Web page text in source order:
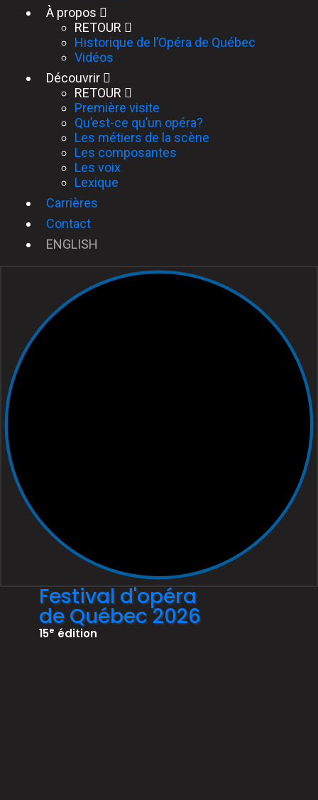
À propos
RETOUR
Historique de l’Opéra de Québec
Vidéos
Découvrir
RETOUR
Première visite
Qu’est-ce qu’un opéra?
Les métiers de la scène
Les composantes
Les voix
Lexique
Carrières
Contact
ENGLISH
Festival d'opéra
de Québec 2026
15e édition